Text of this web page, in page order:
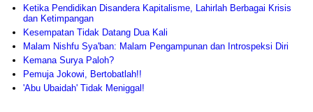
Ketika Pendidikan Disandera Kapitalisme, Lahirlah Berbagai Krisis
dan Ketimpangan
Kesempatan Tidak Datang Dua Kali
Malam Nishfu Sya'ban: Malam Pengampunan dan Introspeksi Diri
Kemana Surya Paloh?
Pemuja Jokowi, Bertobatlah!!
'Abu Ubaidah' Tidak Meniggal!